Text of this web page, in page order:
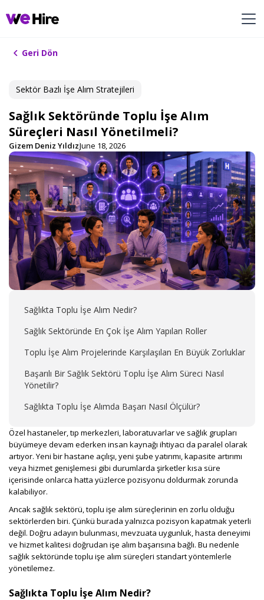
Geri Dön
Sektör Bazlı​ İşe Alım Stratejileri​
Sağlık Sektöründe Toplu İşe Alım
Süreçleri Nasıl Yönetilmeli?
Gizem Deniz YıldızJune 18, 2026
Sağlıkta Toplu İşe Alım Nedir?
Sağlık Sektöründe En Çok İşe Alım Yapılan Roller
Toplu İşe Alım Projelerinde Karşılaşılan En Büyük Zorluklar
Başarılı Bir Sağlık Sektörü Toplu İşe Alım Süreci Nasıl
Yönetilir?
Sağlıkta Toplu İşe Alımda Başarı Nasıl Ölçülür?
Özel hastaneler, tıp merkezleri, laboratuvarlar ve sağlık grupları
büyümeye devam ederken insan kaynağı ihtiyacı da paralel olarak
artıyor. Yeni bir hastane açılışı, yeni şube yatırımı, kapasite artırımı
veya hizmet genişlemesi gibi durumlarda şirketler kısa süre
içerisinde onlarca hatta yüzlerce pozisyonu doldurmak zorunda
kalabiliyor.
Ancak sağlık sektörü, toplu işe alım süreçlerinin en zorlu olduğu
sektörlerden biri. Çünkü burada yalnızca pozisyon kapatmak yeterli
değil. Doğru adayın bulunması, mevzuata uygunluk, hasta deneyimi
ve hizmet kalitesi doğrudan işe alım başarısına bağlı. Bu nedenle
sağlık sektöründe toplu işe alım süreçleri standart yöntemlerle
yönetilemez.
Sağlıkta Toplu İşe Alım Nedir?